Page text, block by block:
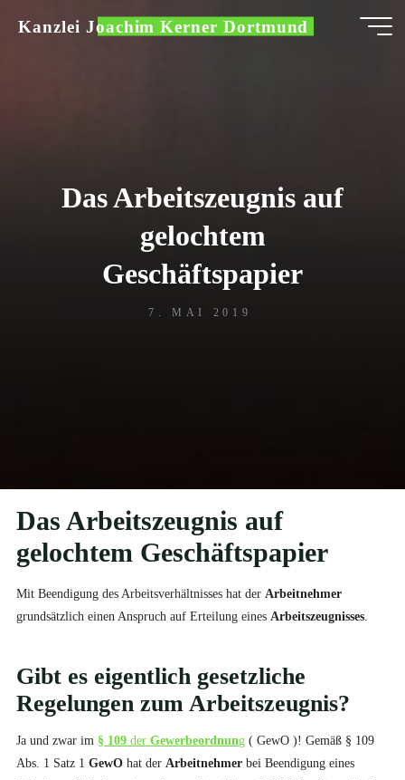
InhaltKanzlei Joachim Kerner Dortmund
Das Arbeitszeugnis auf
gelochtem
Geschäftspapier
7. MAI 2019
Das Arbeitszeugnis auf
gelochtem Geschäftspapier
Mit Beendigung des Arbeitsverhältnisses hat derArbeitnehmer
grundsätzlich einen Anspruch auf Erteilung einesArbeitszeugnisses.
Gibt es eigentlich gesetzliche
Regelungen zumArbeitszeugnis?
Ja und zwar im § 109 derGewerbeordnung ( GewO )! Gemäß § 109
Abs. 1 Satz 1GewO hat der Arbeitnehmer bei Beendigung eines